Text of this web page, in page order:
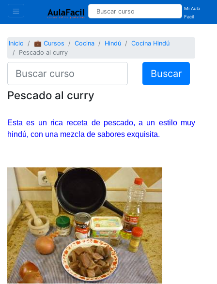
Mi Aula
Facil
Inicio 💼 Cursos Cocina Hindú
Cocina Hindú
Pescado al curry
Buscar
Pescado al curry
Esta es un rica receta de pescado, a un estilo muy
hindú, con una mezcla de sabores exquisita.